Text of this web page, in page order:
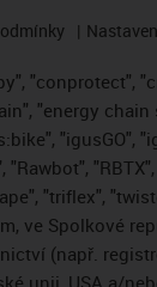
"conprotect",
"energy chain
"igusGO",
"triflex",
ve Spolkové
(např.
unii, USA a/